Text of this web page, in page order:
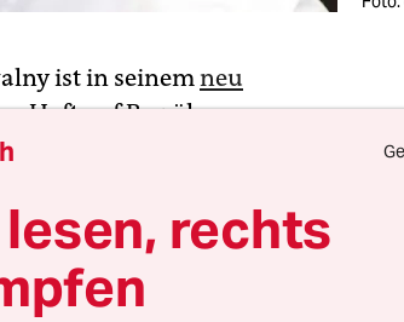
ist in seinemneu
Haft auf Bewährung
Kirow sprach den
am Mittwoch
umgehend an,
Präsidentschaftswahl
wird er möglicherweise
rechts